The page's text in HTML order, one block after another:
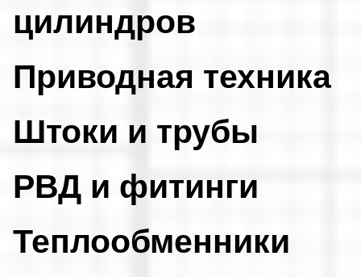
цилиндров
Приводная техника
Штоки и трубы
РВД и фитинги
Теплообменники